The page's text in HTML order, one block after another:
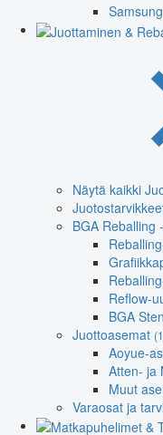
Näytä kaikki
BGA Reballing
Reflow-
BGA
Juottoasemat
Aoyue-
Atten- ja
Muut
Varaosat ja